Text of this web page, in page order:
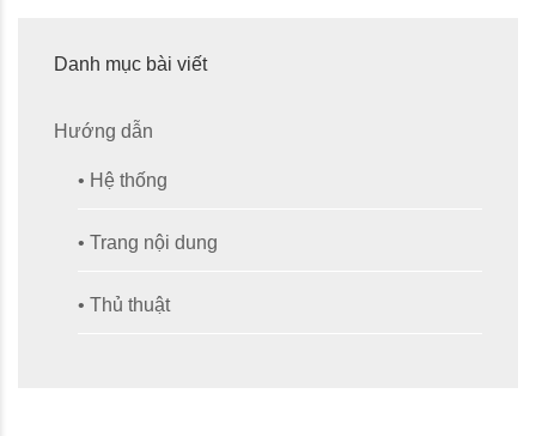
Danh mục bài viết
Hướng dẫn
• Hệ thống
• Trang nội dung
• Thủ thuật